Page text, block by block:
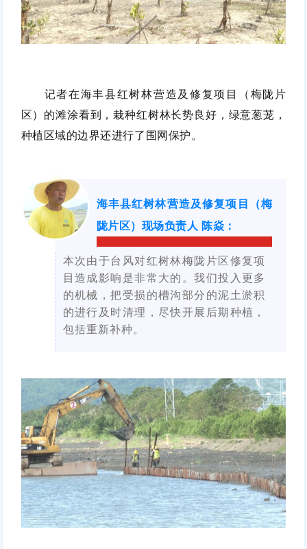
记者在海丰县红树林营造及修复项目（梅陇片
区）的滩涂看到，栽种红树林长势良好，绿意葱茏，
种植区域的边界还进行了围网保护。
海丰县红树林营造及修复项目（梅
陇片区）现场负责人 陈焱 ：
本次由于台风对红树林梅陇片区修复项
目造成影响是非常大的。我们投入更多
的机械，把受损的槽沟部分的泥土淤积
的进行及时清理，尽快开展后期种植，
包括重新补种。